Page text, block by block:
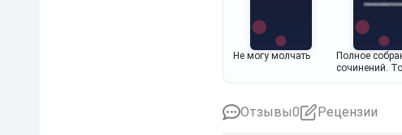
Не могу молчать
Полное
сочинений.
Отзывы0 Рецензии